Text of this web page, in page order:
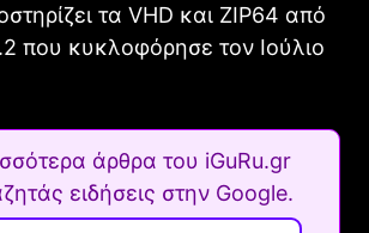
τα VHD και ZIP64 από
που κυκλοφόρησε τον Ιούλιο
άρθρα του iGuRu.gr
ειδήσεις στην Google.